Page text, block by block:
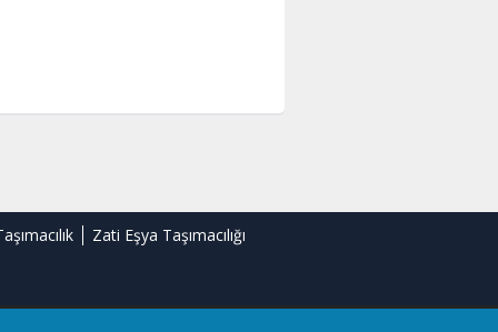
Zati Eşya Taşımacılığı